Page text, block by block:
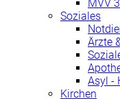
MVV
Soziales
Ärzte
Asyl -
Kirchen